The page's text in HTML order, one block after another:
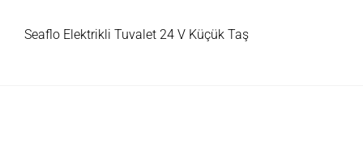
Seaflo Elektrikli Tuvalet 24 V Küçük Taş